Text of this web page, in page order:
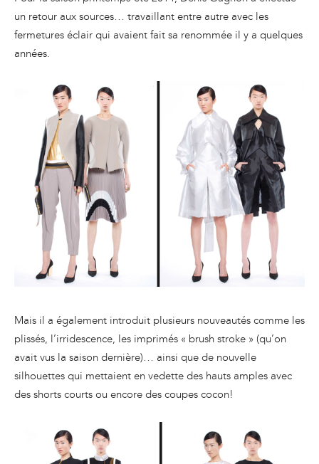
un retour aux sources… travaillant entre autre avec les
fermetures éclair qui avaient fait sa renommée il y a quelques
années.
Mais il a également introduit plusieurs nouveautés comme les
plissés, l’irridescence, les imprimés « brush stroke » (qu’on
avait vus la saison dernière)… ainsi que de nouvelle
silhouettes qui mettaient en vedette des hauts amples avec
des shorts courts ou encore des coupes cocon!